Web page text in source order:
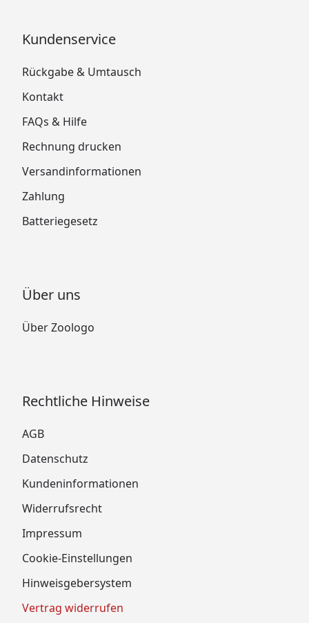
Kundenservice
Rückgabe & Umtausch
Kontakt
FAQs & Hilfe
Rechnung drucken
Versandinformationen
Zahlung
Batteriegesetz
Über uns
Über Zoologo
Rechtliche Hinweise
AGB
Datenschutz
Kundeninformationen
Widerrufsrecht
Impressum
Cookie-Einstellungen
Hinweisgebersystem
Vertrag widerrufen